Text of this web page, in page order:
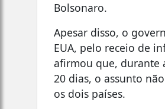
Bolsonaro.
Apesar disso, o
EUA, pelo receio de
afirmou que, durante
20 dias, o assunto
os dois países.